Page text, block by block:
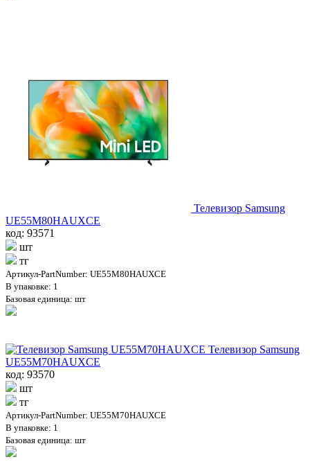
Телевизор Samsung
UE55M80HAUXCE
код: 93571
шт
тг
Артикул-PartNumber: UE55M80HAUXCE
В упаковке: 1
Базовая единица: шт
Телевизор Samsung
UE55M70HAUXCE
код: 93570
шт
тг
Артикул-PartNumber: UE55M70HAUXCE
В упаковке: 1
Базовая единица: шт